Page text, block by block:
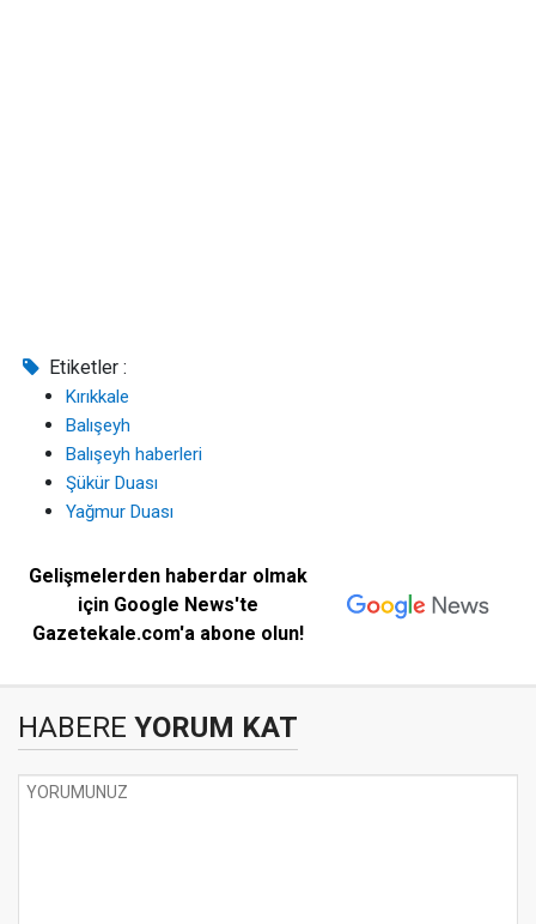
Etiketler :
Kırıkkale
Balışeyh
Balışeyh haberleri
Şükür Duası
Yağmur Duası
Gelişmelerden haberdar olmak
için Google News'te
Gazetekale.com'a abone olun!
HABERE YORUM KAT